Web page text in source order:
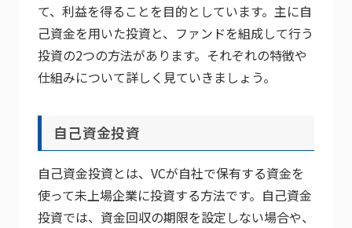
て、利益を得ることを目的としています。主に自
己資金を用いた投資と、ファンドを組成して行う
投資の2つの方法があります。それぞれの特徴や
仕組みについて詳しく見ていきましょう。
自己資金投資
自己資金投資とは、VCが自社で保有する資金を
使って未上場企業に投資する方法です。自己資金
投資では、資金回収の期限を設定しない場合や、